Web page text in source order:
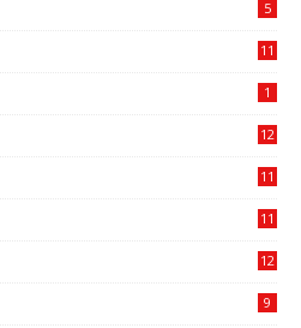
5
11
1
12
11
11
12
9